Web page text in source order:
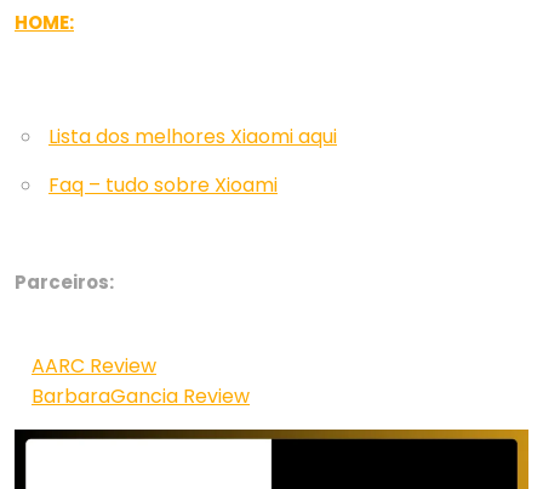
HOME:
Lista dos melhores Xiaomi aqui
Faq – tudo sobre Xioami
Parceiros:
AARC Review
BarbaraGancia Review